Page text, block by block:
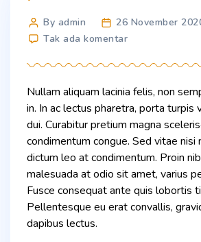
Post
author
By admin
26 November
Tak ada komentarpada
Facts
Drinking
Water
Nullam aliquam lacinia felis, non
in. In ac lectus pharetra, porta turpis
dui. Curabitur pretium magna
condimentum congue. Sed vitae nisi
dictum leo at condimentum. Proin
malesuada at odio sit amet, varius
Fusce consequat ante quis lobortis
Pellentesque eu erat convallis,
dapibus lectus.